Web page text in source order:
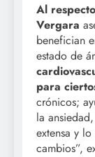
Al
Vergara
benefician
estado de
para
crónicos;
la
extensa y
cambios”,